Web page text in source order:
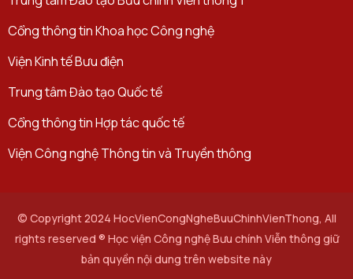
Cổng thông tin Khoa học Công nghệ
Viện Kinh tế Bưu điện
Trung tâm Đào tạo Quốc tế
Cổng thông tin Hợp tác quốc tế
Viện Công nghệ Thông tin và Truyền thông
© Copyright 2024 HocVienCongNgheBuuChinhVienThong, All
rights reserved ® Học viện Công nghệ Bưu chính Viễn thông giữ
bản quyền nội dung trên website này